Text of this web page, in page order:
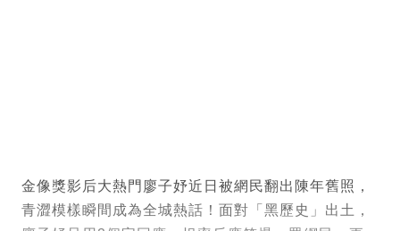
金像獎影后大熱門廖子妤近日被網民翻出陳年舊照，
青澀模樣瞬間成為全城熱話！面對「黑歷史」出土，